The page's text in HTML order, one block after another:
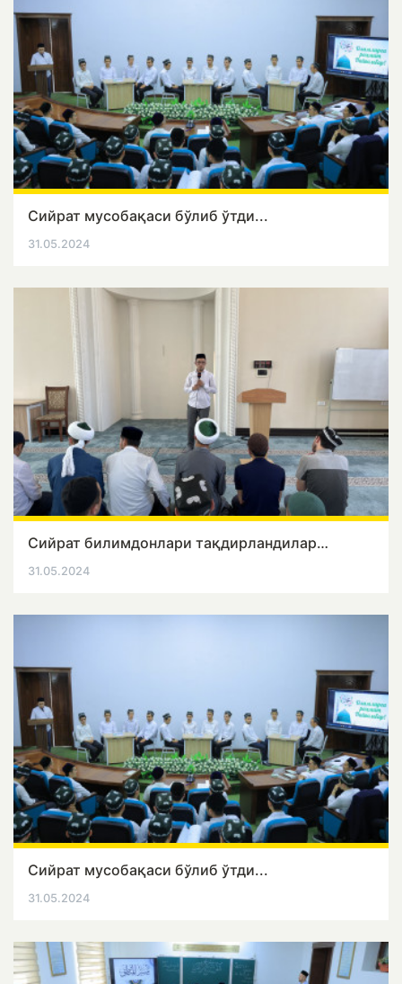
Сийрат мусобақаси бўлиб ўтди...
31.05.2024
Сийрат билимдонлари тақдирландилар…
31.05.2024
Сийрат мусобақаси бўлиб ўтди...
31.05.2024